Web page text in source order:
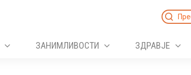
Search
ЗАНИМЛИВОСТИ ЗДРАВЈЕ